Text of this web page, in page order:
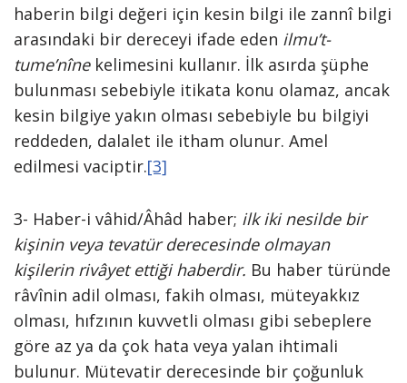
haberin bilgi değeri için kesin bilgi ile zannî bilgi
arasındaki bir dereceyi ifade eden ilmu’t-
tume’nînekelimesini kullanır. İlk asırda şüphe
bulunması sebebiyle itikata konu olamaz, ancak
kesin bilgiye yakın olması sebebiyle bu bilgiyi
reddeden, dalalet ile itham olunur. Amel
edilmesi vaciptir.[3]
3- Haber-i vâhid/Âhâd haber; ilk iki nesilde bir
kişinin veya tevatür derecesinde olmayan
kişilerin rivâyet ettiği haberdir. Bu haber türünde
râvînin adil olması, fakih olması, müteyakkız
olması, hıfzının kuvvetli olması gibi sebeplere
göre az ya da çok hata veya yalan ihtimali
bulunur. Mütevatir derecesinde bir çoğunluk